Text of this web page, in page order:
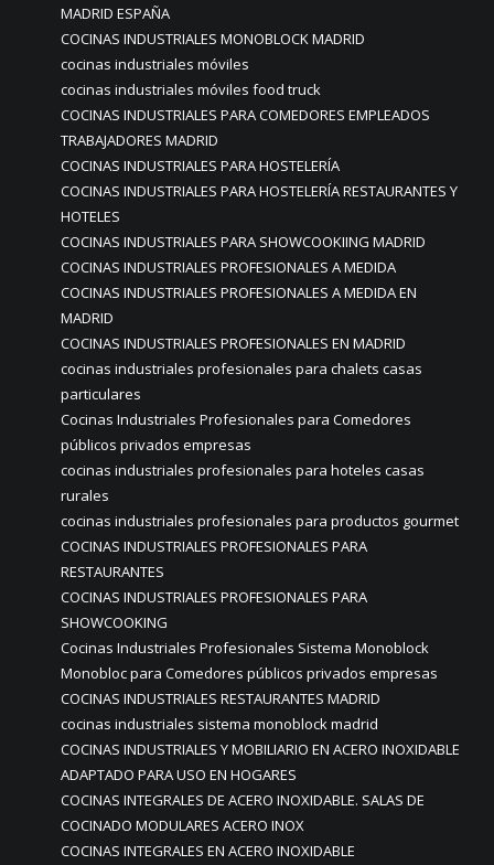
MADRID ESPAÑA
COCINAS INDUSTRIALES MONOBLOCK MADRID
cocinas industriales móviles
cocinas industriales móviles food truck
COCINAS INDUSTRIALES PARA COMEDORES EMPLEADOS
TRABAJADORES MADRID
COCINAS INDUSTRIALES PARA HOSTELERÍA
COCINAS INDUSTRIALES PARA HOSTELERÍA RESTAURANTES Y
HOTELES
COCINAS INDUSTRIALES PARA SHOWCOOKIING MADRID
COCINAS INDUSTRIALES PROFESIONALES A MEDIDA
COCINAS INDUSTRIALES PROFESIONALES A MEDIDA EN
MADRID
COCINAS INDUSTRIALES PROFESIONALES EN MADRID
cocinas industriales profesionales para chalets casas
particulares
Cocinas Industriales Profesionales para Comedores
públicos privados empresas
cocinas industriales profesionales para hoteles casas
rurales
cocinas industriales profesionales para productos gourmet
COCINAS INDUSTRIALES PROFESIONALES PARA
RESTAURANTES
COCINAS INDUSTRIALES PROFESIONALES PARA
SHOWCOOKING
Cocinas Industriales Profesionales Sistema Monoblock
Monobloc para Comedores públicos privados empresas
COCINAS INDUSTRIALES RESTAURANTES MADRID
cocinas industriales sistema monoblock madrid
COCINAS INDUSTRIALES Y MOBILIARIO EN ACERO INOXIDABLE
ADAPTADO PARA USO EN HOGARES
COCINAS INTEGRALES DE ACERO INOXIDABLE. SALAS DE
COCINADO MODULARES ACERO INOX
COCINAS INTEGRALES EN ACERO INOXIDABLE